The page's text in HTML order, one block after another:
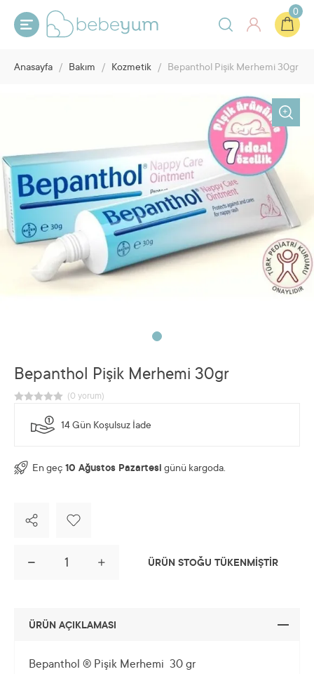
0
Anasayfa / Bakım / Kozmetik / Bepanthol Pişik Merhemi 30gr
Bepanthol Pişik Merhemi 30gr
14 Gün Koşulsuz İade
En geç 10 Ağustos Pazartesi günü kargoda.
ÜRÜN STOĞU TÜKENMİŞTİR
ÜRÜN AÇIKLAMASI
Bepanthol ® Pişik Merhemi 30 gr